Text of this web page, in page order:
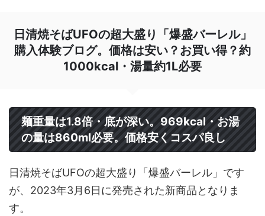
日清焼そばUFOの超大盛り「爆盛バーレル」
購入体験ブログ。価格は安い？お買い得？約
1000kcal・湯量約1L必要
麺重量は1.8倍・底が深い。969kcal・お湯
の量は860ml必要。価格安くコスパ良し
日清焼そばUFOの超大盛り「爆盛バーレル」です
が、2023年3月6日に発売された新商品となりま
す。